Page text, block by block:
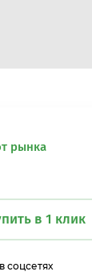
рынка
в 1 клик
соцсетях